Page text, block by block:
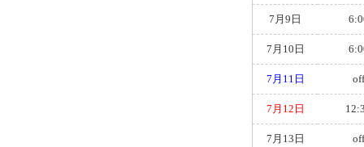
7月9日
7月10日
7月11日 off
7月12日
7月13日 off